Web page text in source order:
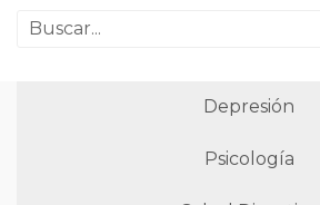
Depresión
Psicología